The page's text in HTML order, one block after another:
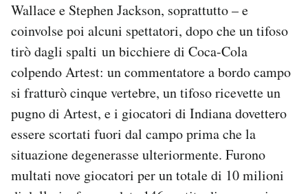
Wallace e Stephen Jackson, soprattutto – e
coinvolse poi alcuni spettatori, dopo che un tifoso
tirò dagli spalti un bicchiere di Coca-Cola
colpendo Artest: un commentatore a bordo campo
si fratturò cinque vertebre, un tifoso ricevette un
pugno di Artest, e i giocatori di Indiana dovettero
essere scortati fuori dal campo prima che la
situazione degenerasse ulteriormente. Furono
multati nove giocatori per un totale di 10 milioni